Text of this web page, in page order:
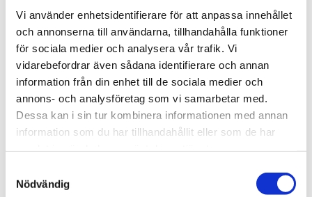
Vi använder enhetsidentifierare för att anpassa innehållet
och annonserna till användarna, tillhandahålla funktioner
för sociala medier och analysera vår trafik. Vi
vidarebefordrar även sådana identifierare och annan
information från din enhet till de sociala medier och
annons- och analysföretag som vi samarbetar med.
Dessa kan i sin tur kombinera informationen med annan
information som du har tillhandahållit eller som de har
Nödvändig
Tallrik Djup Clothilde 23 cm Grå
199 kr
FRATELLI COLI
179 kr